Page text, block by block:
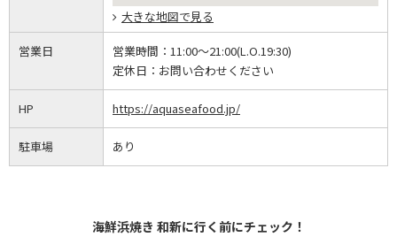
大きな地図で見る
営業日 営業時間： 11:00～21:00(L.O.19:30)
定休日： お問い合わせください
HP https://aquaseafood.jp/
駐車場 あり
海鮮浜焼き 和新に行く前にチェック！